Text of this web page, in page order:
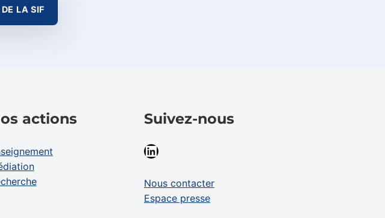
LA SIF
actions Suivez-nous
LinkedIn
Nous contacter
Espace presse